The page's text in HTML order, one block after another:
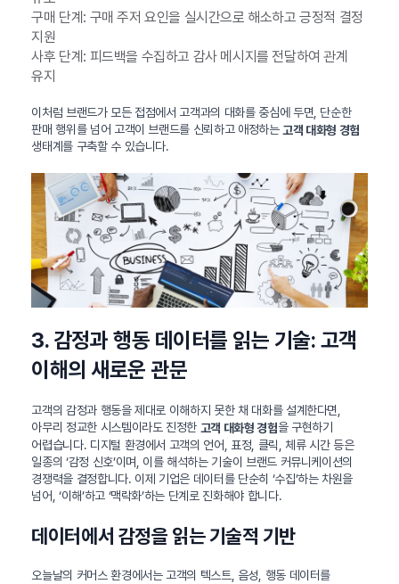
구매 단계: 구매 주저 요인을 실시간으로 해소하고 긍정적 결정
지원
사후 단계: 피드백을 수집하고 감사 메시지를 전달하여 관계
유지
이처럼 브랜드가 모든 접점에서 고객과의 대화를 중심에 두면, 단순한
판매 행위를 넘어 고객이 브랜드를 신뢰하고 애정하는 고객 대화형 경험
생태계를 구축할 수 있습니다.
3. 감정과 행동 데이터를 읽는 기술: 고객
이해의 새로운 관문
고객의 감정과 행동을 제대로 이해하지 못한 채 대화를 설계한다면,
아무리 정교한 시스템이라도 진정한 고객 대화형 경험을 구현하기
어렵습니다. 디지털 환경에서 고객의 언어, 표정, 클릭, 체류 시간 등은
일종의 ‘감정 신호’이며, 이를 해석하는 기술이 브랜드 커뮤니케이션의
경쟁력을 결정합니다. 이제 기업은 데이터를 단순히 ‘수집’하는 차원을
넘어, ‘이해’하고 ‘맥락화’하는 단계로 진화해야 합니다.
데이터에서 감정을 읽는 기술적 기반
오늘날의 커머스 환경에서는 고객의 텍스트, 음성, 행동 데이터를